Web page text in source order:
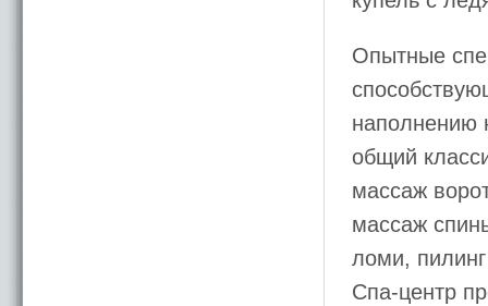
Опытные
наполнению
общий
массаж
массаж
ломи,
Спа-центр